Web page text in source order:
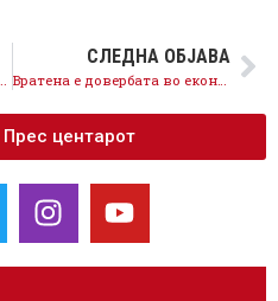
СЛЕДНА ОБЈАВА
Вратена е довербата во економијата, 78 отсто од германските инвеститори се подговени повторно да инвестираат реформите даваат резултати
центарот